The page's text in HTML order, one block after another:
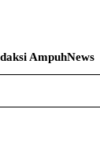
AmpuhNews